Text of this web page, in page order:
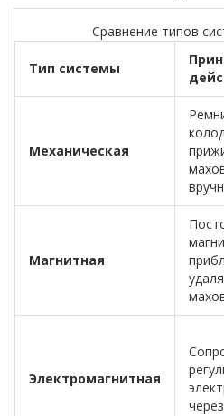
Сравнение типов
Тип системы
Механическая
Магнитная
Электромагнитная